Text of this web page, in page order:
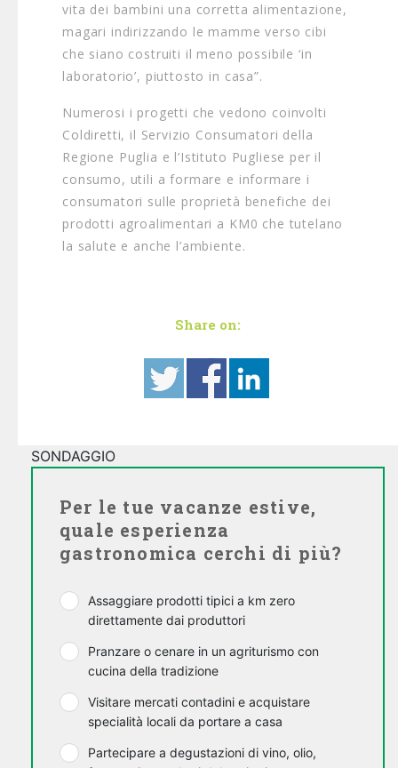
vita dei bambini una corretta alimentazione,
magari indirizzando le mamme verso cibi
che siano costruiti il meno possibile ‘in
laboratorio’, piuttosto in casa”.
Numerosi i progetti che vedono coinvolti
Coldiretti, il Servizio Consumatori della
Regione Puglia e l’Istituto Pugliese per il
consumo, utili a formare e informare i
consumatori sulle proprietà benefiche dei
prodotti agroalimentari a KM0 che tutelano
la salute e anche l’ambiente.
Share on:
SONDAGGIO
Per le tue vacanze estive,
quale esperienza
gastronomica cerchi di più?
Assaggiare prodotti tipici a km zero
direttamente dai produttori
Pranzare o cenare in un agriturismo con
cucina della tradizione
Visitare mercati contadini e acquistare
specialità locali da portare a casa
Partecipare a degustazioni di vino, olio,